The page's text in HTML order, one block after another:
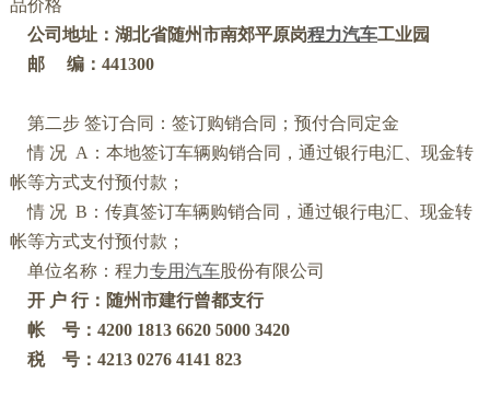
品价格
公司地址： 湖北省随州市南郊平原岗程力汽车工业园
邮
编： 441300
第二步 签订合同：签订购销合同；预付合同定金
情 况 A ：本地签订车辆购销合同，通过银行电汇、现金转
帐等方式支付预付款；
情 况 B ：传真签订车辆购销合同，通过银行电汇、现金转
帐等方式支付预付款；
单位名称：程力专用汽车股份有限公司
开 户 行：随州市建行曾都支行
帐
号： 4200 1813 6620 5000 3420
税
号： 4213 0276 4141 823